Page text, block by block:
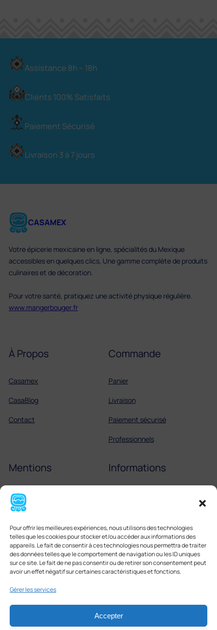
Pour offrir les meilleures expériences, nous utilisons des technologies
telles que les cookies pour stocker et/ou accéder aux informations des
appareils. Le fait de consentir à ces technologies nous permettra de traiter
des données telles que le comportement de navigation ou les ID uniques
sur ce site. Le fait de ne pas consentir ou de retirer son consentement peut
avoir un effet négatif sur certaines caractéristiques et fonctions.
Gérer les services
Accepter
Assistance 8h – 18h
Clients 100% Satisfaits
Paiement Sécurisé
Livraison 3 à 7 jours
CASAMEX
Votre épicerie mexicaine en ligne, spécialités du Mexique
accessibles en quelques clics, Une gamme complète de produits
culinaires et de décoration.
Pour votre santé, pratiquez une activité physique régulière.
www.mangerbouger.fr
À Propos
Casamex
CasaBlog
Contact
Commande
Panier
Livraison
Paiement sécurisé
Professionnels
Mentions
Mentions légales
Cookies
CGV
Informations
Tortilla mexicaine
Boissons mexicaines